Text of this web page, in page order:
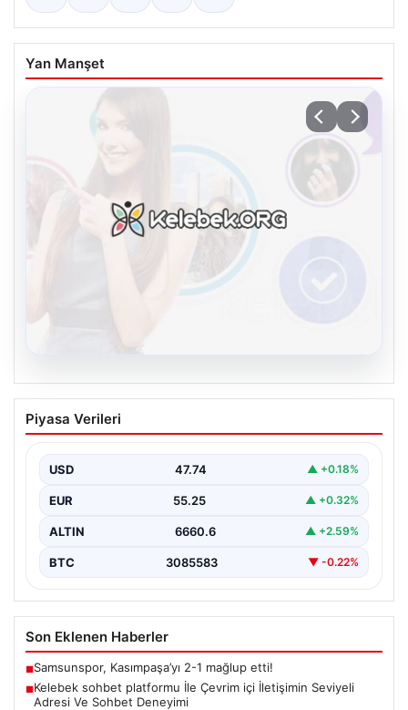
Yan Manşet
Kelebek sohbet platformu İle Çevrim içi
İletişimin Seviyeli Adresi Ve Sohbet
İnternet çağında bireylerin güvenli bir şekilde bağlantı
Piyasa Verileri
USD 47.74 ▲ +0.18%
EUR 55.25 ▲ +0.32%
ALTIN 6660.6 ▲ +2.59%
BTC 3085583 ▼ -0.22%
Son Eklenen Haberler
■Samsunspor, Kasımpaşa’yı 2-1 mağlup etti!
■Kelebek sohbet platformu İle Çevrim içi İletişimin Seviyeli
Adresi Ve Sohbet Deneyimi